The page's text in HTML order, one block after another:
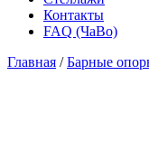
Контакты
FAQ (ЧаВо)
Главная /Барные